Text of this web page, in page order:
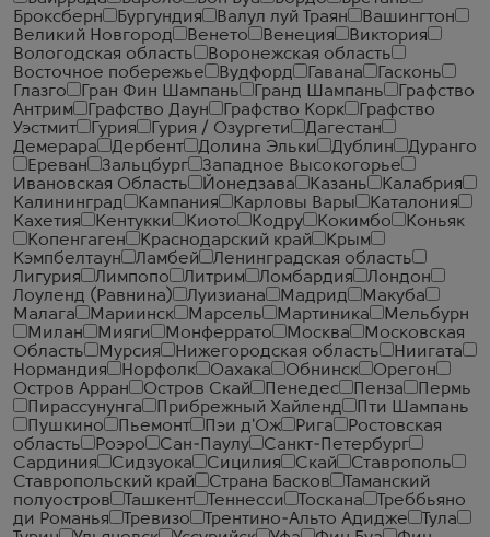
Броксберн
Бургундия Валул луй Траян
Вашингтон
Великий Новгород
Венето Венеция
Виктория
Вологодская область
Воронежская область
Восточное побережье
Вудфорд Гавана
Гасконь
Глазго
Гран Фин Шампань Гранд Шампань
Графство
Антрим
Графство Даун Графство Корк
Графство
Уэстмит
Гурия Гурия / Озургети
Дагестан
Демерара
Дербент Долина Эльки Дублин
Дуранго
Ереван
Зальцбург
Западное Высокогорье
Ивановская Область
Йонедзава Казань
Калабрия
Калининград
Кампания Карловы Вары
Каталония
Кахетия
Кентукки Киото Кодру Кокимбо
Коньяк
Копенгаген
Краснодарский край
Крым
Кэмпбелтаун
Ламбей
Ленинградская область
Лигурия
Лимпопо Литрим Ломбардия
Лондон
Лоуленд (Равнина)
Луизиана Мадрид
Макуба
Малага
Мариинск Марсель Мартиника
Мельбурн
Милан
Мияги Монферрато Москва
Московская
Область
Мурсия Нижегородская область
Ниигата
Нормандия
Норфолк Оахака Обнинск
Орегон
Остров Арран
Остров Скай Пенедес Пенза
Пермь
Пирассунунга
Прибрежный Хайленд
Пти Шампань
Пушкино
Пьемонт Пэи д'Ож Рига
Ростовская
область
Роэро Сан-Паулу
Санкт-Петербург
Сардиния
Сидзуока Сицилия Скай
Ставрополь
Ставропольский край
Страна Басков
Таманский
полуостров
Ташкент Теннесси Тоскана
Треббьяно
ди Романья
Тревизо Трентино-Альто Адидже
Тула